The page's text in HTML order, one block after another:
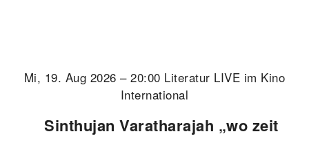
Mi, 19. Aug 2026 – 20:00 Literatur LIVE im Kino
International
Sinthujan Varatharajah „wo zeit